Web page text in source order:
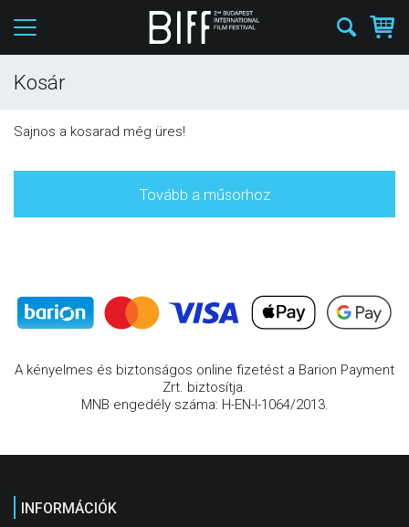
Kosár
Sajnos a kosarad még üres!
Tovább a műsorhoz
A kényelmes és biztonságos online fizetést a Barion Payment
Zrt. biztosítja.
MNB engedély száma: H-EN-I-1064/2013.
INFORMÁCIÓK